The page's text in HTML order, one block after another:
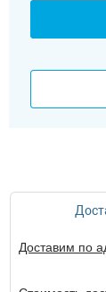
Доставим по